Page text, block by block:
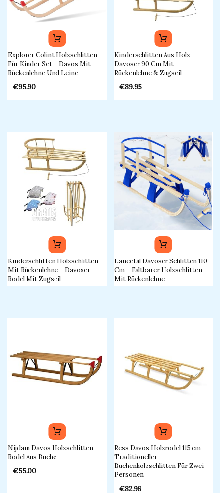
Explorer Colint Holzschlitten
Für Kinder Set – Davos Mit
Rückenlehne Und Leine
€95.90
Kinderschlitten Aus Holz –
Davoser 90 Cm Mit
Rückenlehne & Zugseil
€89.95
Kinderschlitten Holzschlitten
Mit Rückenlehne – Davoser
Rodel Mit Zugseil
Laneetal Davoser Schlitten 110
Cm – Faltbarer Holzschlitten
Mit Rückenlehne
Nijdam Davos Holzschlitten –
Rodel Aus Buche
€55.00
Ress Davos Holzrodel 115 Cm –
Traditioneller
Buchenholzschlitten Für Zwei
Personen
€82.96